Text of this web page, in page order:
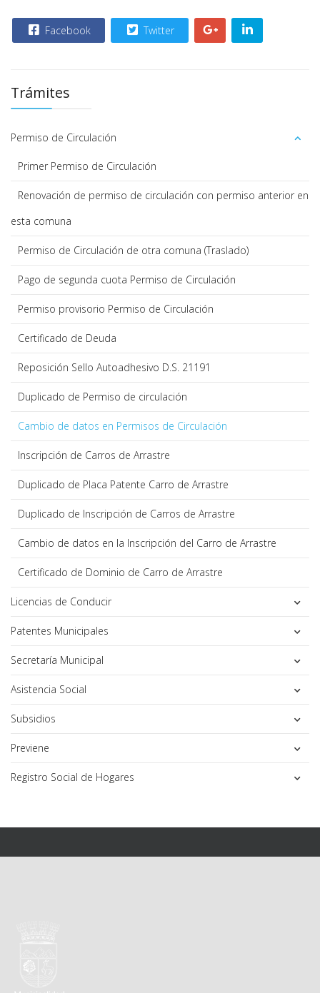
Facebook Twitter
Trámites
Permiso de Circulación
Primer Permiso de Circulación
Renovación de permiso de circulación con permiso anterior en
esta comuna
Permiso de Circulación de otra comuna (Traslado)
Pago de segunda cuota Permiso de Circulación
Permiso provisorio Permiso de Circulación
Certificado de Deuda
Reposición Sello Autoadhesivo D.S. 21191
Duplicado de Permiso de circulación
Cambio de datos en Permisos de Circulación
Inscripción de Carros de Arrastre
Duplicado de Placa Patente Carro de Arrastre
Duplicado de Inscripción de Carros de Arrastre
Cambio de datos en la Inscripción del Carro de Arrastre
Certificado de Dominio de Carro de Arrastre
Licencias de Conducir
Patentes Municipales
Secretaría Municipal
Asistencia Social
Subsidios
Previene
Registro Social de Hogares